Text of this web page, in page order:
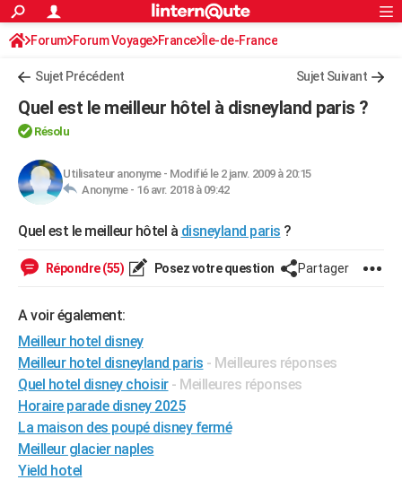
ACTUALITÉS
Politique
Société
Faits Divers
Education
Monde
Villes
+
Programme TV
TNTStreaming
Cinéma
Sorties cinéma
Musique
+FINANCE
Retraite
Impôts
Epargne
Immobilier
Risques naturels par ville
Banque
Assurance
Crédit
AUTO
Essais
Réserver un essai
Citadines
Berlines
SUV
Forum auto
HIGH-TECH
Mobiles
Meilleur smartphone
Internet
Ordinateurs
Jeux vidéo
Guide high-tech
+BRICOLAGE
Forum
Aménagement intérieur
Extérieur
Cuisine
Salle de bains
Jardinage
Rangement
WEEK-END
Guides de France
Escapades
Patrimoine
Expositions
Musées
Week-end nature
LIFESTYLE
Art de vivre
Bien-être
Loisirs
Mode
Modes de vie
SANTE
Alimentation
Guide de la santé
Maladies
Médicaments
Sommeil
VOYAGE
Destinations
City break
Voyage nature
Voyage de noces
Forum
Climat
+PHOTO
GUIDES D'ACHAT
S'inscrire
Connexion
Forum Forum Voyage France Île-de-France
Sujet Précédent Sujet Suivant
Quel est le meilleur hôtel à disneyland paris ?
Résolu
Utilisateur anonyme- Modifié le 2 janv. 2009 à 20:15
Anonyme - 16 avr. 2018 à 09:42
Quel est le meilleur hôtel à disneyland paris ?
Répondre (55) Posez votre question Partager
A voir également:
Meilleur hotel disney
Meilleur hotel disneyland paris - Meilleures réponses
Quel hotel disney choisir - Meilleures réponses
Horaire parade disney 2025
La maison des poupé disney fermé
Meilleur glacier naples
Yield hotel